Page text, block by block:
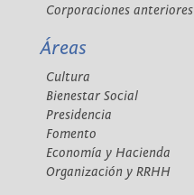
Corporaciones anteriores
Áreas
Cultura
Bienestar Social
Presidencia
Fomento
Economía y Hacienda
Organización y RRHH